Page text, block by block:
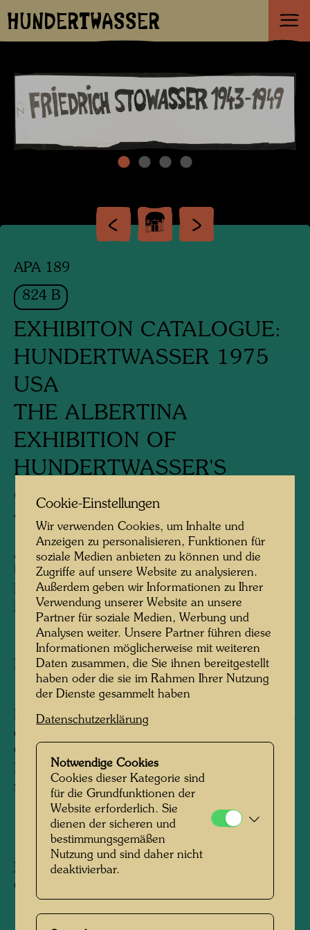
HUNDERTWASSER
APA 189
824 B
EXHIBITON CATALOGUE:
HUNDERTWASSER 1975
USA
THE ALBERTINA
EXHIBITION OF
HUNDERTWASSER'S
COMPLETE GRAPHIC
WORK 1951-1975
Ausstellungskatalog: Hundertwasser 1975
USA
Die Albertina-Ausstellung von
Hundertwassers graphischem Gesamtwerk
1951-1975
Buchgestaltung
127 pages, 98 colour reproductions
Printed in 10 colours, gold and silver with metal
embossings in 9 colours
On 200 g/sqm velvet offset paper
Hard linen cover with a red thread binding,
reproduction of work 690
Herausgegeben von:
Glarus
153 mm x 116 mm
Cookie-Einstellungen
Wir verwenden Cookies, um Inhalte und
Anzeigen zu personalisieren, Funktionen für
soziale Medien anbieten zu können und die
Zugriffe auf unsere Website zu analysieren.
Außerdem geben wir Informationen zu Ihrer
Verwendung unserer Website an unsere
Partner für soziale Medien, Werbung und
Analysen weiter. Unsere Partner führen diese
Informationen möglicherweise mit weiteren
Daten zusammen, die Sie ihnen bereitgestellt
haben oder die sie im Rahmen Ihrer Nutzung
der Dienste gesammelt haben
Datenschutzerklärung
Notwendige Cookies
Cookies dieser Kategorie sind
für die Grundfunktionen der
Website erforderlich. Sie
dienen der sicheren und
bestimmungsgemäßen
Nutzung und sind daher nicht
deaktivierbar.